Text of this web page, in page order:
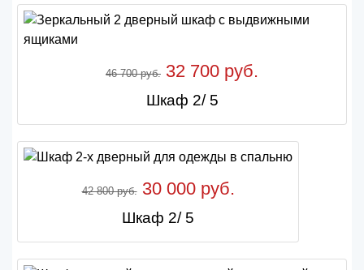
46 700 руб. 32 700 руб.
Шкаф 2/ 5
42 800 руб.30 000 руб.
Шкаф 2/ 5